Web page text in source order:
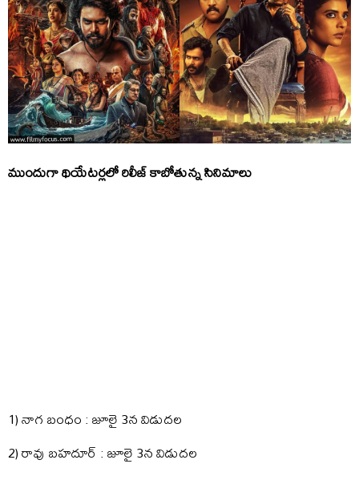
ముందుగా థియేటర్లలో రిలీజ్ కాబోతున్న సినిమాలు
1) నాగ బంధం : జూలై 3న విడుదల
2) రావు బహదూర్ : జూలై 3న విడుదల